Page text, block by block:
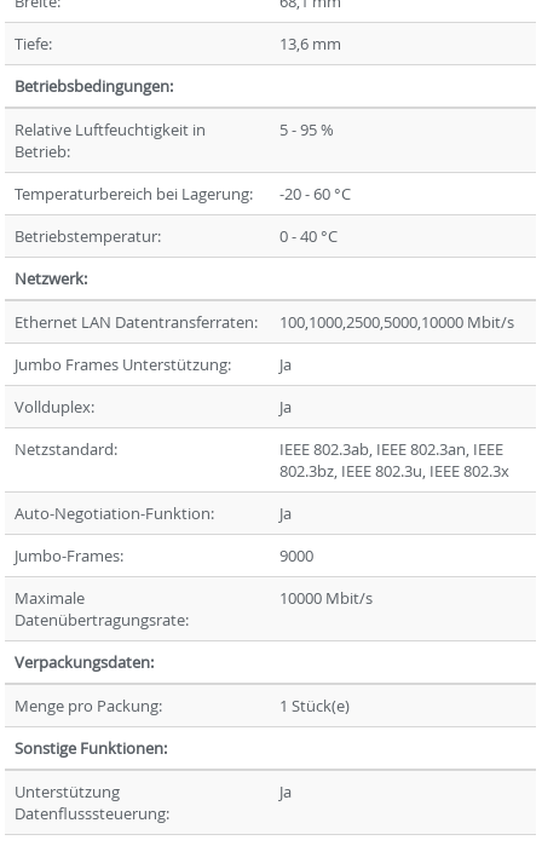
Tiefe:
13,6 mm
Betriebsbedingungen:
Relative Luftfeuchtigkeit in
Betrieb:
5 - 95 %
Temperaturbereich bei Lagerung:
-20 - 60 °C
Betriebstemperatur:
0 - 40 °C
Netzwerk:
Ethernet LAN Datentransferraten:
100,1000,2500,5000,10000 Mbit/s
Jumbo Frames Unterstützung:
Ja
Vollduplex:
Ja
Netzstandard:
IEEE 802.3ab, IEEE 802.3an, IEEE
802.3bz, IEEE 802.3u, IEEE 802.3x
Auto-Negotiation-Funktion:
Ja
Jumbo-Frames:
9000
Maximale
Datenübertragungsrate:
10000 Mbit/s
Verpackungsdaten:
Menge pro Packung:
1 Stück(e)
Sonstige Funktionen:
Unterstützung
Datenflusssteuerung:
Ja